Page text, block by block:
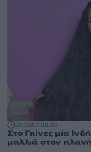
20:1807.08.26
Στο Γκίνες μία
μαλλιά στον